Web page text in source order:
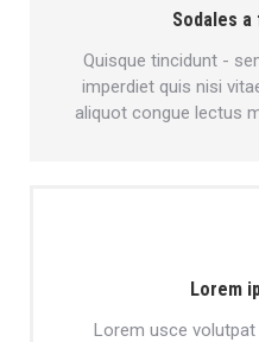
Sodales
Quisque tincidunt -
imperdiet quis nisi
aliquot congue lectus
Lorem
Lorem usce